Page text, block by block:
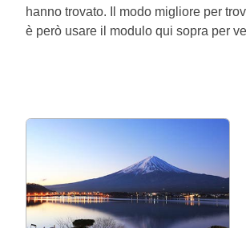
hanno trovato. Il modo migliore per
è però usare il modulo qui sopra per